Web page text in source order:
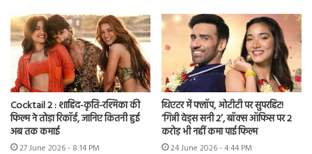
Cocktail 2 : शाहिद-कृति-रश्मिका की
फिल्म ने तोड़ा रिकॉर्ड, जानिए कितनी हुई
अब तक कमाई
27 June 2026 - 8:14 PM
थिएटर में फ्लॉप, ओटीटी पर सुपरहिट!
‘गिन्नी वेड्स सनी 2’, बॉक्स ऑफिस पर 2
करोड़ भी नहीं कमा पाई फिल्म
24 June 2026 - 4:44 PM